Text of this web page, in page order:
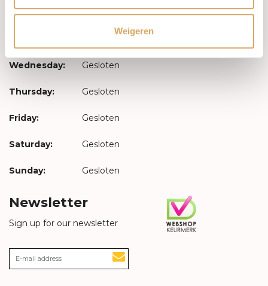
Weigeren
Monday: Gesloten
Wednesday: Gesloten
Thursday: Gesloten
Friday: Gesloten
Saturday: Gesloten
Sunday: Gesloten
Newsletter
Sign up for our newsletter